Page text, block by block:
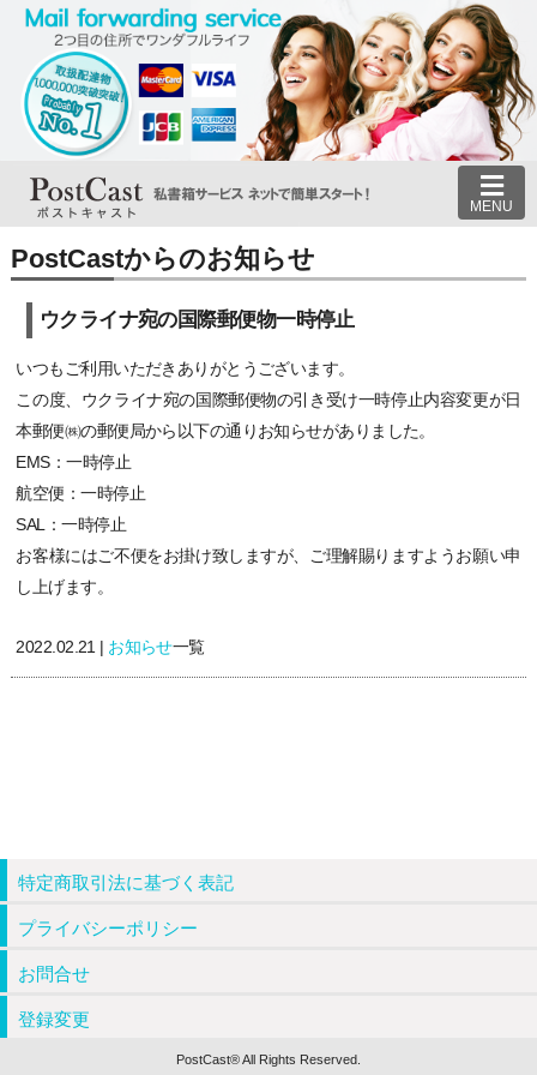
MENU
PostCastからのお知らせ
ウクライナ宛の国際郵便物一時停止
いつもご利用いただきありがとうございます。
この度、ウクライナ宛の国際郵便物の引き受け一時停止内容変更が日
本郵便㈱の郵便局から以下の通りお知らせがありました。
EMS：一時停止
航空便：一時停止
SAL：一時停止
お客様にはご不便をお掛け致しますが、ご理解賜りますようお願い申
し上げます。
2022.02.21 | お知らせ一覧
特定商取引法に基づく表記
プライバシーポリシー
お問合せ
登録変更
PostCast® All Rights Reserved.